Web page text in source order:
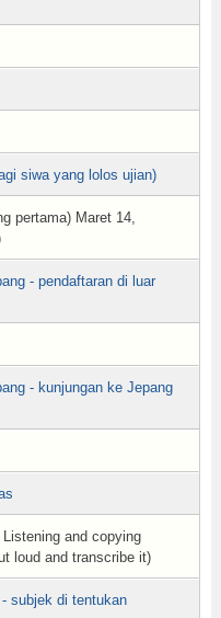
siwa yang lolos ujian)
pertama) Maret 14,
- pendaftaran di luar
- kunjungan ke Jepang
and copying
loud and transcribe it)
subjek di tentukan